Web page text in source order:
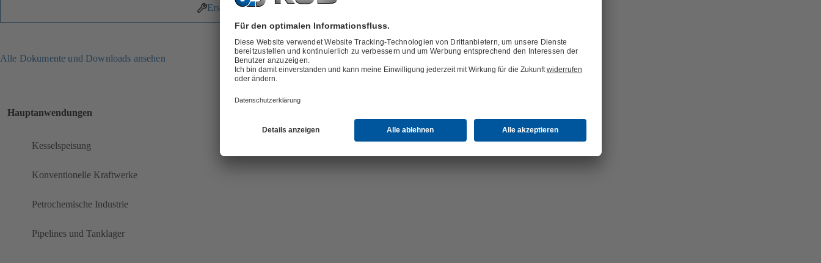
Ersatzteile
Alle Dokumente und Downloads ansehen
Hauptanwendungen
Kesselspeisung
Konventionelle Kraftwerke
Petrochemische Industrie
Pipelines und Tanklager